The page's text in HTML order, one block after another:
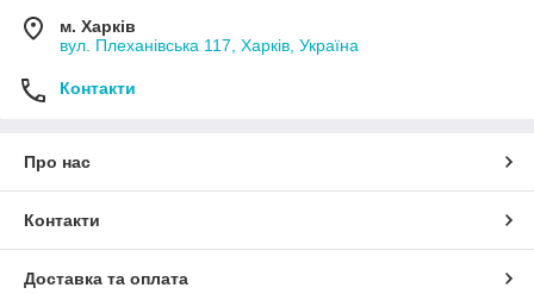
м. Харків
вул. Плеханівська 117, Харків, Україна
Контакти
Про нас
Контакти
Доставка та оплата